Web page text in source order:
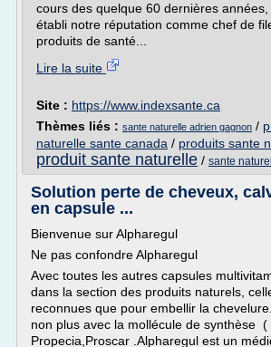
cours des quelque 60 dernières
établi notre réputation comme chef de
produits de santé...
Lire la suite
Site : https://www.indexsante.ca
Thèmes liés : sante naturelle adrien gagnon /
naturelle sante canada / produits sante
produit sante naturelle / sante
Solution perte de cheveux,
en capsule ...
Bienvenue sur Alpharegul
Ne pas confondre Alpharegul
Avec toutes les autres capsules
dans la section des produits naturels,
reconnues que pour embellir la
non plus avec la mollécule de synthèse (
Propecia,Proscar .Alpharegul est un